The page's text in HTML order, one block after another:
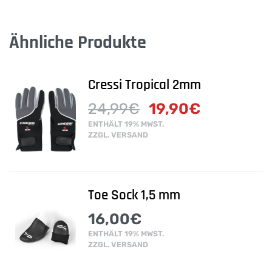
Ähnliche Produkte
Cressi Tropical 2mm
24,99€ 19,90€
ENTHÄLT 19% MWST.
ZZGL. VERSAND
Toe Sock 1,5 mm
16,00€
ENTHÄLT 19% MWST.
ZZGL. VERSAND